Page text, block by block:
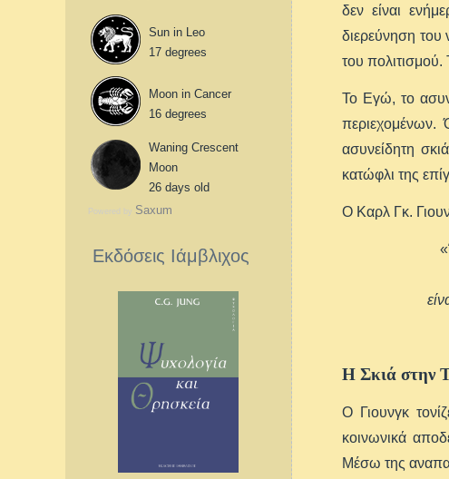
Sun in Leo
17 degrees
Moon in Cancer
16 degrees
Waning Crescent
Moon
26 days old
Powered by Saxum
Εκδόσεις Ιάμβλιχος
δεν είναι
διερεύνηση
του
Το Eγώ, το
περιεχομένων.
ασυνείδητη
κατώφλι της
Ο Καρλ Γκ.
«
Η Σκιά στην
Ο Γιουνγκ
κοινωνικά
Μέσω της